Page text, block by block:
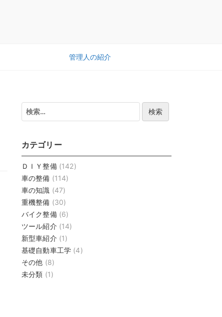
管理人の紹介
検
索:
カテゴリー
ＤＩＹ整備(142)
車の整備 (114)
車の知識 (47)
重機整備 (30)
バイク整備(6)
ツール紹介 (14)
新型車紹介 (1)
基礎自動車工学 (4)
その他 (8)
未分類 (1)